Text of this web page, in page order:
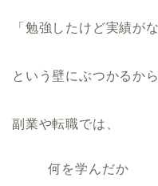
「勉強したけど実績がな
という壁にぶつかるから
副業や転職では、
何を学んだか